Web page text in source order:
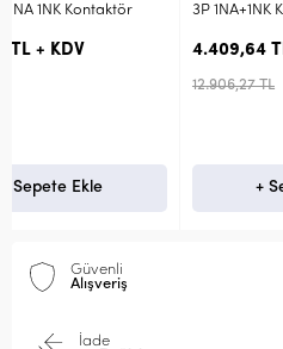
3P 1NA+1NK Kontaktör LC1E80M5
4.409,64 TL + KDV
Güvenli
Alışveriş
İade